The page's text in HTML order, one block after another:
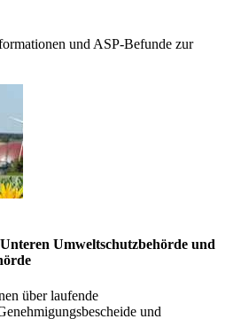
und ASP-Befunde zur
Umweltschutzbehörde und
über laufende
und